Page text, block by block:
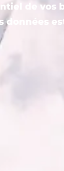
de vos
données